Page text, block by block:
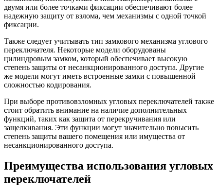
двумя или более точками фиксации обеспечивают более
надежную защиту от взлома, чем механизмы с одной точкой
фиксации.
Также следует учитывать тип замкового механизма углового
переключателя. Некоторые модели оборудованы
цилиндровым замком, который обеспечивает высокую
степень защиты от несанкционированного доступа. Другие
же модели могут иметь встроенные замки с повышенной
сложностью кодирования.
При выборе противовзломных угловых переключателей также
стоит обратить внимание на наличие дополнительных
функций, таких как защита от перекручивания или
защелкивания. Эти функции могут значительно повысить
степень защиты вашего помещения или имущества от
несанкционированного доступа.
Преимущества использования угловых
переключателей